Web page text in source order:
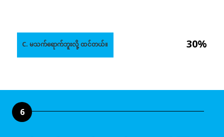
30%
C. မသက်ရောက်ဘူးလို့ ထင်တယ်။
6